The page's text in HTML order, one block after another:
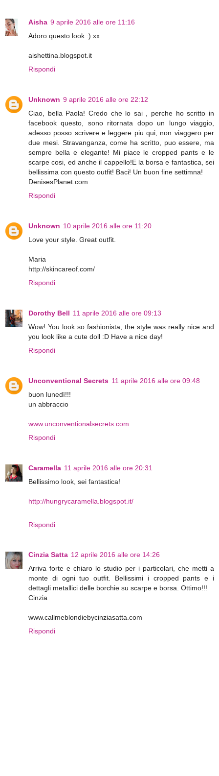
Aisha 9 aprile 2016 alle ore 11:16
Adoro questo look :) xx
aishettina.blogspot.it
Rispondi
Unknown 9 aprile 2016 alle ore 22:12
Ciao, bella Paola! Credo che lo sai , perche ho scritto in
facebook questo, sono ritornata dopo un lungo viaggio,
adesso posso scrivere e leggere piu qui, non viaggero per
due mesi. Stravanganza, come ha scritto, puo essere, ma
sempre bella e elegante! Mi piace le cropped pants e le
scarpe cosi, ed anche il cappello!E la borsa e fantastica, sei
bellissima con questo outfit! Baci! Un buon fine settimna!
DenisesPlanet.com
Rispondi
Unknown 10 aprile 2016 alle ore 11:20
Love your style. Great outfit.
Maria
http://skincareof.com/
Rispondi
Dorothy Bell 11 aprile 2016 alle ore 09:13
Wow! You look so fashionista, the style was really nice and
you look like a cute doll :D Have a nice day!
Rispondi
Unconventional Secrets 11 aprile 2016 alle ore 09:48
buon lunedì!!!
un abbraccio
www.unconventionalsecrets.com
Rispondi
Caramella 11 aprile 2016 alle ore 20:31
Bellissimo look, sei fantastica!
http://hungrycaramella.blogspot.it/
Rispondi
Cinzia Satta 12 aprile 2016 alle ore 14:26
Arriva forte e chiaro lo studio per i particolari, che metti a
monte di ogni tuo outfit. Bellissimi i cropped pants e i
dettagli metallici delle borchie su scarpe e borsa. Ottimo!!!
Cinzia
www.callmeblondiebycinziasatta.com
Rispondi